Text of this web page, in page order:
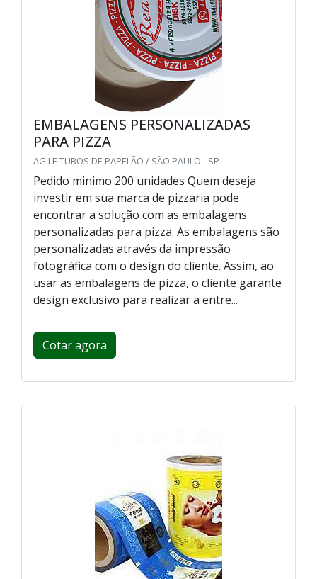
EMBALAGENS PERSONALIZADAS
PARA PIZZA
AGILE TUBOS DE PAPELÃO / SÃO PAULO - SP
Pedido minimo 200 unidades Quem deseja
investir em sua marca de pizzaria pode
encontrar a solução com as embalagens
personalizadas para pizza. As embalagens são
personalizadas através da impressão
fotográfica com o design do cliente. Assim, ao
usar as embalagens de pizza, o cliente garante
design exclusivo para realizar a entre...
Cotar agora